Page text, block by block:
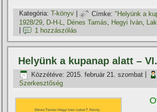
Kategória: T-könyv | Címke: "Helyünk a
1928/29, D-H-L, Dénes Tamás, Hegyi Iván,
1 hozzászólás
Helyünk a kupanap alatt – VI.
Közzétéve: 2015. február 21. szombat
Szerkesztőség